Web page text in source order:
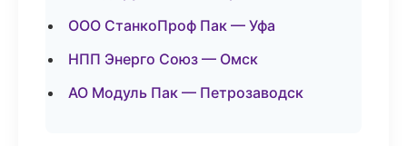
ООО СтанкоПроф Пак — Уфа
НПП Энерго Союз — Омск
АО Модуль Пак — Петрозаводск